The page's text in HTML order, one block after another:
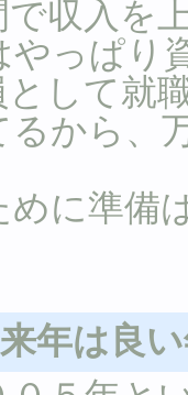
収入を
やっぱり
して就
るから、
めに準備
年は良